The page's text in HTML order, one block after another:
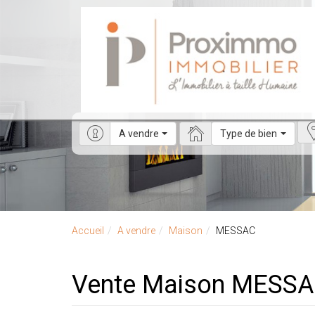
A vendre Type de bien
Accueil A vendre Maison MESSAC
Vente Maison